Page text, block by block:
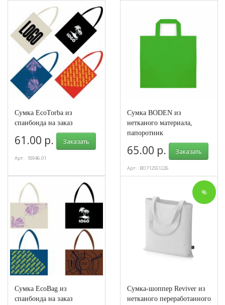
Сумка EcoTorba из
спанбонда на заказ
61.00 р. Заказать
Арт.: 18946.01
Сумка BODEN из
нетканого материала,
папоротник
65.00 р. Заказать
Арт.: BO7125S1226
Сумка EcoBag из
спанбонда на заказ
%
Сумка-шоппер Reviver из
нетканого переработанного